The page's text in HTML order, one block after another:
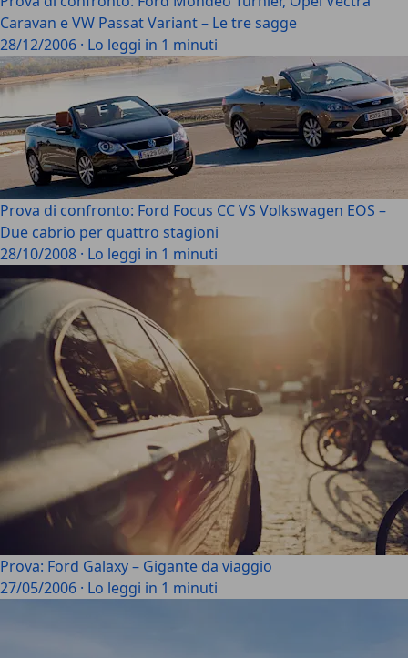
Caravan e VW Passat Variant – Le tre sagge
28/12/2006 · Lo leggi in 1 minuti
Prova di confronto: Ford Focus CC VS Volkswagen EOS –
Due cabrio per quattro stagioni
28/10/2008 · Lo leggi in 1 minuti
Prova: Ford Galaxy – Gigante da viaggio
27/05/2006 · Lo leggi in 1 minuti